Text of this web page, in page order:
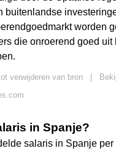
buitenlandse
worden
die onroerend goed uit
verwijderen van bron
in Spanje?
salaris in Spanje per